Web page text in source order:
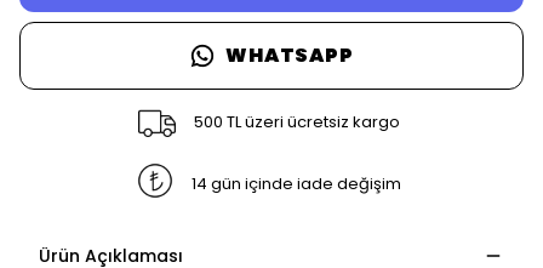
WHATSAPP
500 TL üzeri ücretsiz kargo
14 gün içinde iade değişim
Ürün Açıklaması